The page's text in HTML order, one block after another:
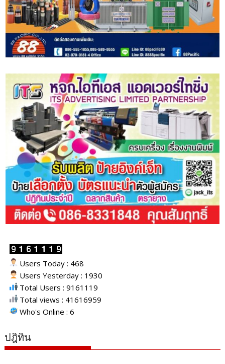
Users Today : 468
Users Yesterday : 1930
Total Users : 9161119
Total views : 41616959
Who's Online : 6
ปฎิทิน